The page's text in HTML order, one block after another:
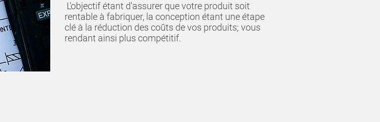
L'objectif étant d'assurer que votre produit soit
rentable à fabriquer, la conception étant une étape
clé à la réduction des coûts de vos produits; vous
rendant ainsi plus compétitif.